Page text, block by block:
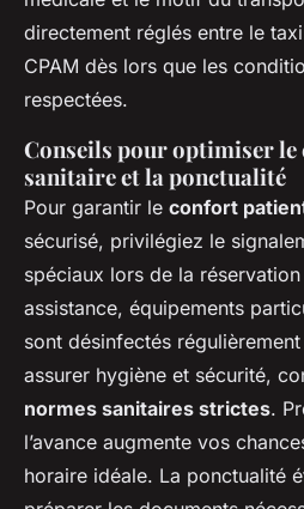
directement réglés entre le
CPAM dès lors que les
respectées.
Conseils pour optimiser
sanitaire et la ponctualité
Pour garantir le confort
sécurisé, privilégiez le
spéciaux lors de la
assistance, équipements
sont désinfectés
assurer hygiène et sécurité,
normes sanitaires strictes.
l’avance augmente vos
horaire idéale. La ponctualité